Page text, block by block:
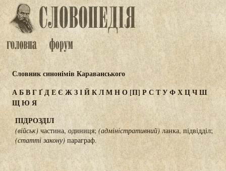
Словник синонімів Караванського
АБВГҐДЕЄ ЖЗІЙКЛМНО[П] Р С ТУФХЦЧШ
ЩЮ Я
ПІДРОЗДІЛ
(військ) частина, одиниця; (адміністративний)ланка, підвідділ;
(статті закону) параграф.